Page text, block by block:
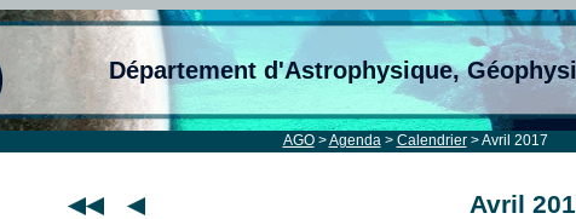
Département d'Astrophysique,
AGO>Agenda> Calendrier> Avril 2017
Avril